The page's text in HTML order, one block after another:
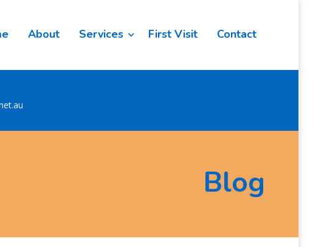
About Services First Visit Contact
Blog